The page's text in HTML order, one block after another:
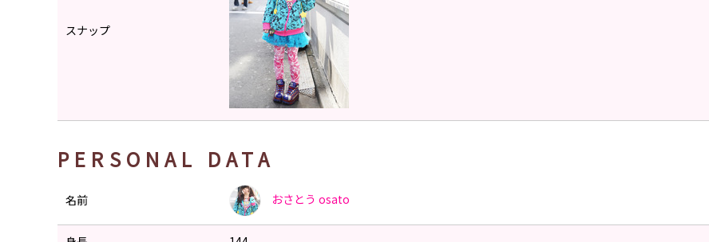
スナップ
PERSONAL DATA
名前 おさとう osato